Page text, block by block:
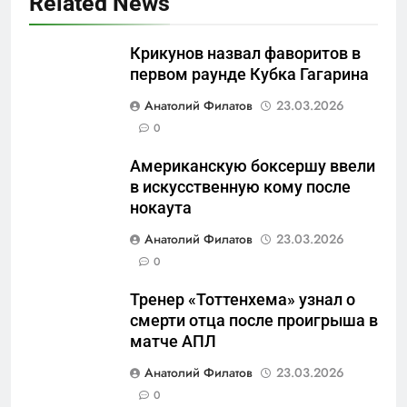
Крикунов назвал фаворитов в
первом раунде Кубка Гагарина
Анатолий Филатов
23.03.2026
0
Американскую боксершу ввели
в искусственную кому после
нокаута
Анатолий Филатов
23.03.2026
0
Тренер «Тоттенхема» узнал о
смерти отца после проигрыша в
матче АПЛ
Анатолий Филатов
23.03.2026
0
Что происходит в
военные изымают спирт «для
защиты Отечества»
САНКТ-ПЕТЕРБУРГ И ОБЛАСТЬ
«500-тонный беспилотник»
или очередная показуха? Что
САНКТ-ПЕТЕРБУРГ И ОБЛАСТЬ